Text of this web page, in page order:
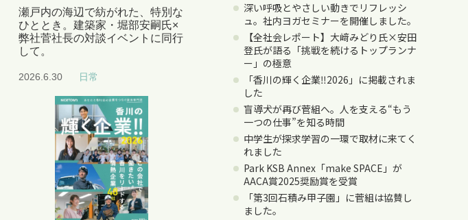
瀬戸内の海辺で紡がれた、特別な
ひととき。建築家・堀部安嗣氏×
弊社菅社長の対談イベントに同行
して。
2026.6.30 日常
深い呼吸とやさしい動きでリフレッシ
ュ。社内ヨガセミナーを開催しました。
【全社会レポート】大﨑みどり氏×安田
登氏が語る「挑戦を続けるトップランナ
ー」の極意
「香川の輝く企業‼2026」に掲載されま
した
盲導犬が再び菅組へ。人を支える“もう
一つの仕事”を知る時間
中学生が探求学習の一環で取材に来てく
れました
Park KSB Annex「make SPACE」が
AACA賞2025奨励賞を受賞
「第3回石積み甲子園」に菅組は協賛し
ました。